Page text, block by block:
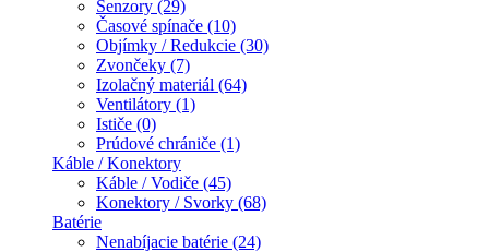
Senzory (29)
Časové spínače (10)
Objímky / Redukcie (30)
Zvončeky (7)
Izolačný materiál (64)
Ventilátory (1)
Ističe (0)
Prúdové chrániče (1)
Káble / Konektory
Káble / Vodiče (45)
Konektory / Svorky (68)
Batérie
Nenabíjacie batérie (24)